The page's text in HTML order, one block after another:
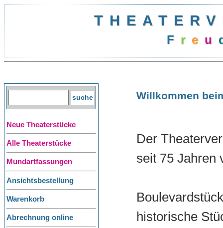
Freu
Neue Theaterstücke
Alle Theaterstücke
Mundartfassungen
Ansichtsbestellung
Warenkorb
Abrechnung online
Willkommen
Der
seit 75 Jahren
historische